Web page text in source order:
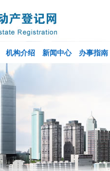
机构介绍 新闻中心 办事指南